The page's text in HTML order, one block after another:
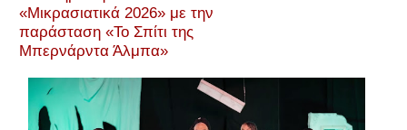
«Μικρασιατικά 2026» με την
παράσταση «Το Σπίτι της
Μπερνάρντα Άλμπα»